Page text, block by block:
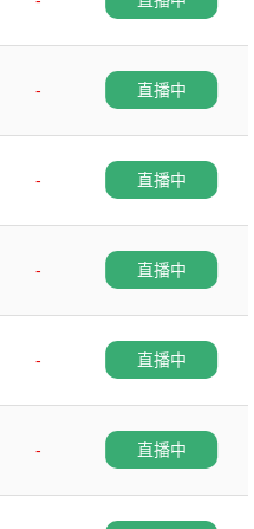
-
直播中
-
直播中
-
直播中
-
直播中
-
直播中